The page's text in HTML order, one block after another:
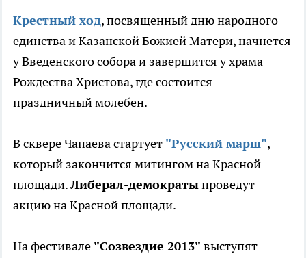
Крестный ход, посвященный дню народного
единства и Казанской Божией Матери, начнется
у Введенского собора и завершится у храма
Рождества Христова, где состоится
праздничный молебен.
В сквере Чапаева стартует "Русский марш",
который закончится митингом на Красной
площади.Либерал-демократыпроведут
акцию на Красной площади.
На фестивале "Созвездие 2013" выступят